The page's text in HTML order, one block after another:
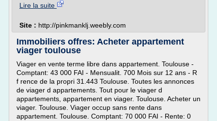
Lire la suite
Site : http://pinkmanklj.weebly.com
Immobiliers offres: Acheter appartement
viager toulouse
Viager en vente terme libre dans appartement. Toulouse -
Comptant: 43 000 FAI - Mensualit. 700 Mois sur 12 ans - R
f rence de la propri 31.443 Toulouse. Toutes les annonces
de viager d appartements. Tout pour le viager d
appartements, appartement en viager. Toulouse. Acheter un
viager. Toulouse. Viager occup sans rente dans
appartement. Toulouse. Comptant: 70 000 FAI - Rente: 0